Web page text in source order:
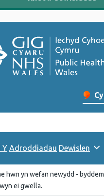
Iechyd Cyhoeddus Cymru
Y Adroddiadau Dewislen
hwn yn wefan newydd -
ei gwella.